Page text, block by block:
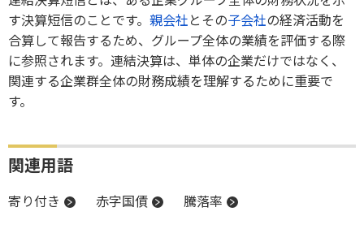
す決算短信のことです。 親会社とその子会社の経済活動を
合算して報告するため、グループ全体の業績を評価する際
に参照されます。連結決算は、単体の企業だけではなく、
関連する企業群全体の財務成績を理解するために重要で
す。
関連用語
寄り付き 赤字国債 騰落率